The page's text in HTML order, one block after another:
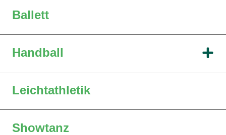
Ballett
Handball
Leichtathletik
Showtanz